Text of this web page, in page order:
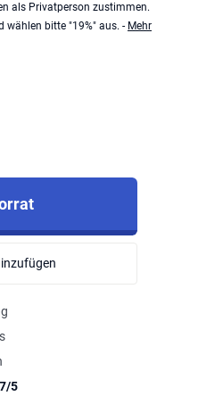
als Privatperson zustimmen.
wählen bitte "19%" aus. - Mehr
5